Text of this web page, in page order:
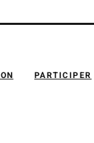
PARTICIPER